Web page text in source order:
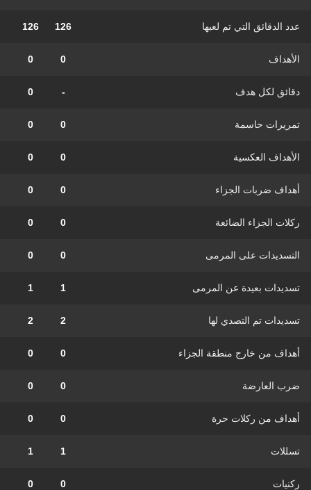
عدد الدقائق التي تم لعبها 126
126
الأهداف 0
0
دقائق لكل هدف -
0
تمريرات حاسمة 0
0
الأهداف العكسية 0
0
أهداف ضربات الجزاء 0
0
ركلات الجزاء الضائعة 0
0
التسديدات على المرمى 0
0
تسديدات بعيدة عن المرمى 1
1
تسديدات تم التصدي لها 2
2
أهداف من خارج منطقة الجزاء 0
0
ضرب العارضة 0
0
أهداف من ركلات حرة 0
0
تسللات 1
1
ركنيات 0
0